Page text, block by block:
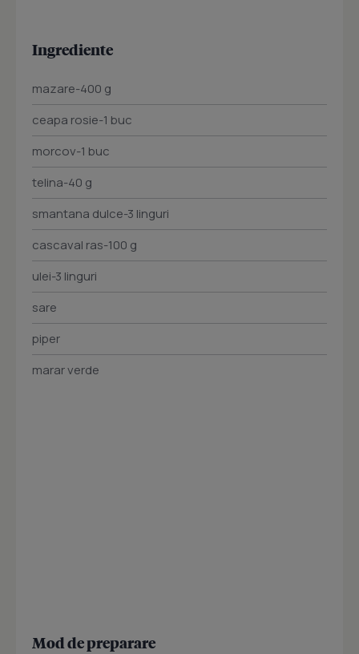
Ingrediente
mazare-400 g
ceapa rosie-1 buc
morcov-1 buc
telina-40 g
smantana dulce-3 linguri
cascaval ras-100 g
ulei-3 linguri
sare
piper
marar verde
Mod de preparare